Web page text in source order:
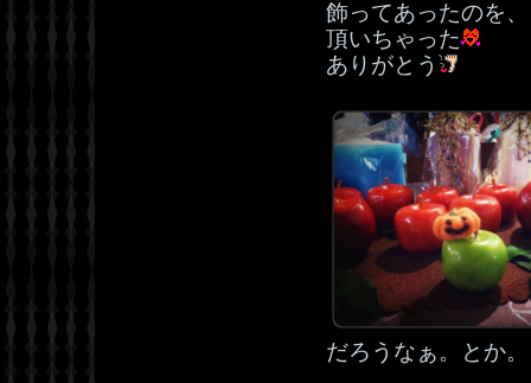
飾ってあったのを、
頂いちゃった
ありがとう
だろうなぁ。とか。